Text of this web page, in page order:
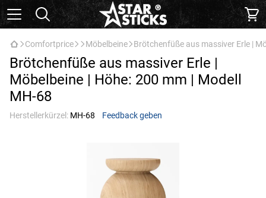
Comfortprice Möbelbeine Brötchenfüße aus massiver Erle |
Brötchenfüße aus massiver Erle |
Möbelbeine | Höhe: 200 mm | Modell
МН-68
Herstellerkürzel: МН-68 Feedback geben